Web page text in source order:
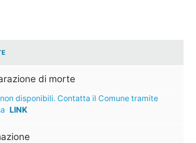
di morte
disponibili. Contatta il Comune tramite
LINK